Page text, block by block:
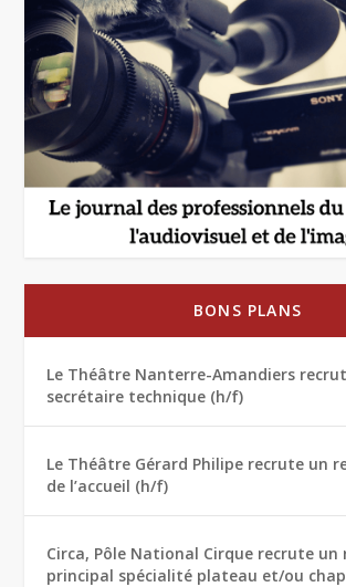
BONS PLANS
Le Théâtre Nanterre-Amandiers
secrétaire technique (h/f)
Le Théâtre Gérard Philipe recrute un
de l’accueil (h/f)
Circa, Pôle National Cirque recrute un
principal spécialité plateau et/ou